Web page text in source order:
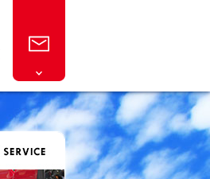
問い合わ
せフォー
ム